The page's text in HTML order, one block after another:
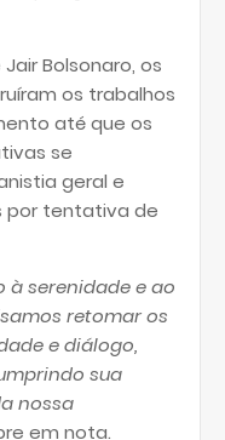
Bolsonaro, os
os trabalhos
até que os
se
geral e
por tentativa de
à serenidade e ao
retomar os
e diálogo,
sua
nossa
em nota.